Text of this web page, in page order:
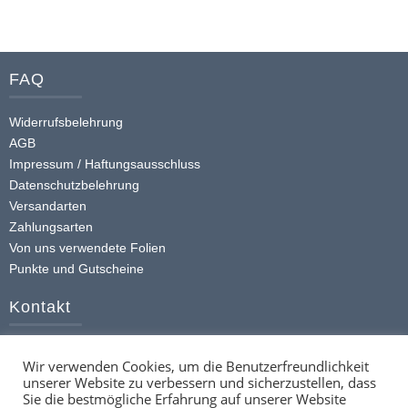
auf.
Optionen
auf
der
Produktseite
gewählt
werden
FAQ
Widerrufsbelehrung
AGB
Impressum / Haftungsausschluss
Datenschutzbelehrung
Versandarten
Zahlungsarten
Von uns verwendete Folien
Punkte und Gutscheine
Kontakt
info@ttstickerz.de
Kontaktformular
Wir verwenden Cookies, um die Benutzerfreundlichkeit
unserer Website zu verbessern und sicherzustellen, dass
Sie die bestmögliche Erfahrung auf unserer Website